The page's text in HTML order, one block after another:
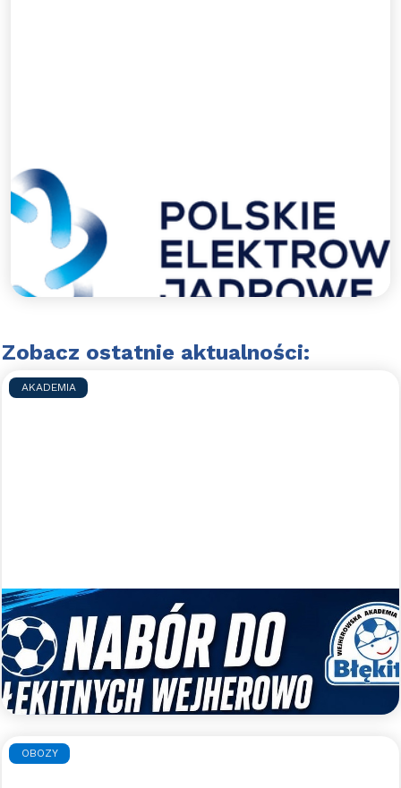
Dziękujemy PEJ za udzielone
wsparcie.
Polskie Elektrownie Jądrowe wspierają WAPN
Błękitni Wejherowo.
Czytaj więcej >>
Zobacz ostatnie aktualności:
AKADEMIA
Nabory uzupełniające do WAPN
Błękitni Wejherowo
Zapraszamy do gry w WAPN Błękitni Wejherowo
Czytaj więcej >>
OBOZY